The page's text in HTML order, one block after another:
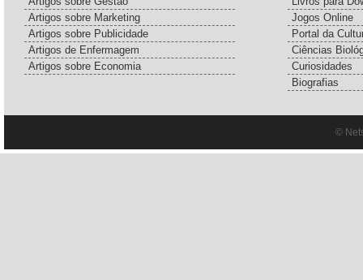
Artigos sobre Marketing
Artigos sobre Publicidade
Artigos de Enfermagem
Artigos sobre Economia
Jogos Online
Portal da
Ciências
Curiosidades
Biografias
©